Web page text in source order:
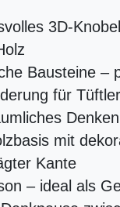
3D-
Bausteine –
für Tüftler
mit
Kante
– ideal als